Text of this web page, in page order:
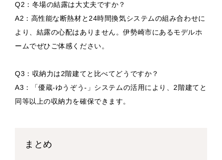
Q2：冬場の結露は大丈夫ですか？
A2：高性能な断熱材と24時間換気システムの組み合わせに
より、結露の心配はありません。伊勢崎市にあるモデルホ
ームでぜひご体感ください。
Q3：収納力は2階建てと比べてどうですか？
A3：「優蔵-ゆうぞう-」システムの活用により、2階建てと
同等以上の収納力を確保できます。
まとめ